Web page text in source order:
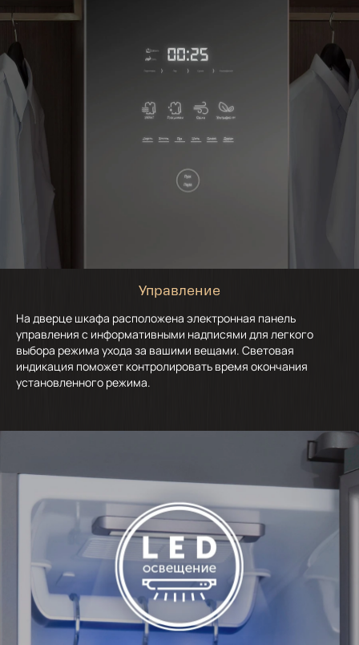
Управление
На дверце шкафа расположена электронная панель
управления с информативными надписями для легкого
выбора режима ухода за вашими вещами. Световая
индикация поможет контролировать время окончания
установленного режима.